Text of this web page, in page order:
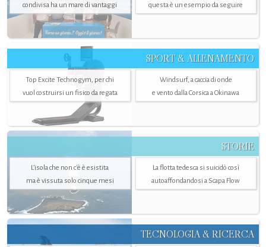
condivisa ha un mare di vantaggi questa è un esempio da seguire
SPORT & ALLENAMENTO
Top Excite Technogym, per chi
vuol costruirsi un fisico da regata
Windsurf, a caccia di onde
e vento dalla Corsica a Okinawa
STORIE
L’isola che non c'è è esistita
ma è vissuta solo cinque mesi
La flotta tedesca si suicidò così
autoaffondandosi a Scapa Flow
TECNOLOGIA & RICERCA